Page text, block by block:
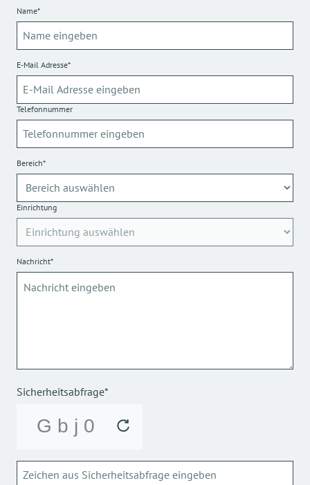
Name*
E-Mail Adresse*
Telefonnummer
Bereich*
Einrichtung
Nachricht*
Sicherheitsabfrage*